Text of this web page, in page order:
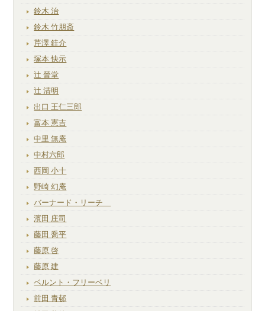
鈴木 治
鈴木 竹朋斎
芹澤 銈介
塚本 快示
辻 晉堂
辻 清明
出口 王仁三郎
富本 憲吉
中里 無庵
中村六郎
西岡 小十
野崎 幻庵
バーナード・リーチ
濱田 庄司
藤田 喬平
藤原 啓
藤原 建
ベルント・フリーベリ
前田 青邨